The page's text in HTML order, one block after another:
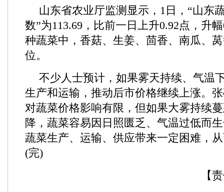
山东省农业厅监测显示，1日，“山东
数”为113.69，比前一日上升0.92点，升
种蔬菜中，香菇、生姜、茴香、南瓜、
位。
不少人士预计，如果雾天持续、气温
生产和运输，推动后市价格继续上涨。
对蔬菜价格影响有限，但如果大雾持续
降，蔬菜容易因日照匮乏、气温过低而
蔬菜生产、运输、供应带来一定困难，
(完)
【